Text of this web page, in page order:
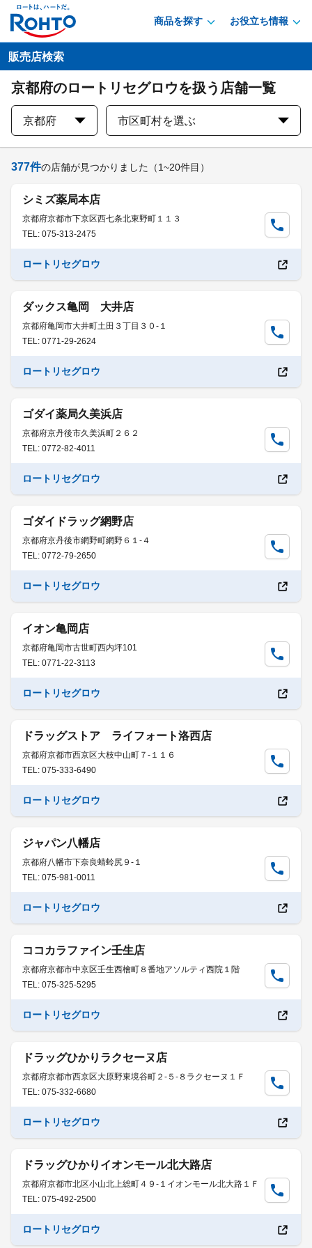
商品を探す お役立ち情報
販売店検索
京都府のロートリセグロウを扱う店舗一覧
京都府 市区町村を選ぶ
377件の店舗が見つかりました （1~20件目）
シミズ薬局本店
京都府京都市下京区西七条北東野町１１３
TEL: 075-313-2475
ロートリセグロウ
ダックス亀岡 大井店
京都府亀岡市大井町土田３丁目３０-１
TEL: 0771-29-2624
ロートリセグロウ
ゴダイ薬局久美浜店
京都府京丹後市久美浜町２６２
TEL: 0772-82-4011
ロートリセグロウ
ゴダイドラッグ網野店
京都府京丹後市網野町網野６１-４
TEL: 0772-79-2650
ロートリセグロウ
イオン亀岡店
京都府亀岡市古世町西内坪101
TEL: 0771-22-3113
ロートリセグロウ
ドラッグストア ライフォート洛西店
京都府京都市西京区大枝中山町７-１１６
TEL: 075-333-6490
ロートリセグロウ
ジャパン八幡店
京都府八幡市下奈良蜻蛉尻９-１
TEL: 075-981-0011
ロートリセグロウ
ココカラファイン壬生店
京都府京都市中京区壬生西檜町８番地アソルティ西院１階
TEL: 075-325-5295
ロートリセグロウ
ドラッグひかりラクセーヌ店
京都府京都市西京区大原野東境谷町２-５-８ラクセーヌ１Ｆ
TEL: 075-332-6680
ロートリセグロウ
ドラッグひかりイオンモール北大路店
京都府京都市北区小山北上総町４９-１イオンモール北大路１Ｆ
TEL: 075-492-2500
ロートリセグロウ